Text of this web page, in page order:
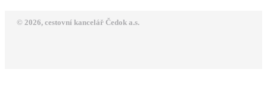
© 2026, cestovní kancelář Čedok a.s.